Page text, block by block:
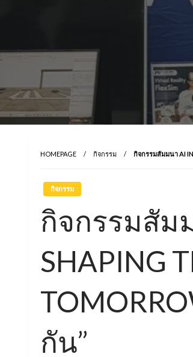
HOMEPAGE กิจกรรม กิจกรรมสัมมนา AI
กิจกรรม
กิจกรรมสัม
SHAPING
กัน”